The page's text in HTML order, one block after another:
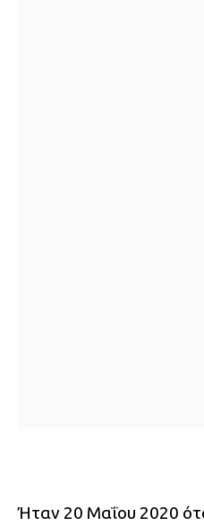
Ήταν 20 Μαΐου 2020